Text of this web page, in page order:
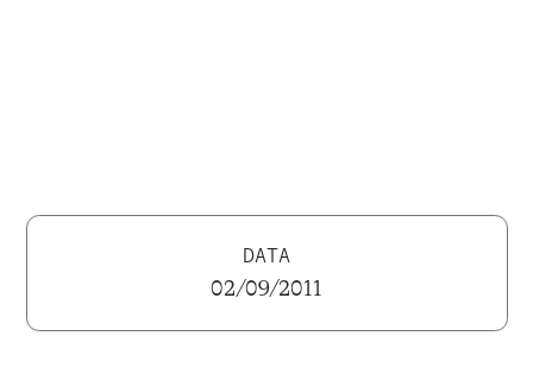
DATA
02/09/2011